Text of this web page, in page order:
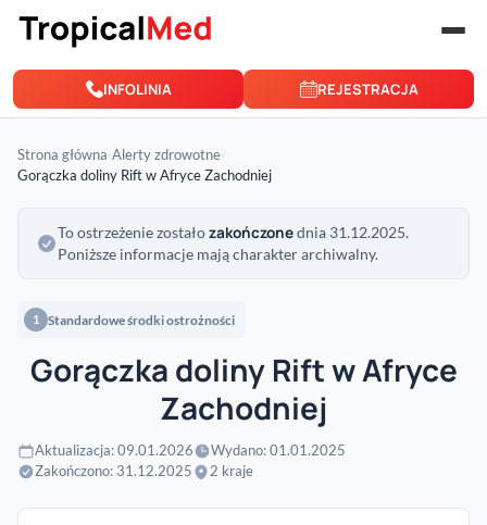
Przejdź do treści
INFOLINIA REJESTRACJA
Strona główna›Alerty zdrowotne›
Gorączka doliny Rift w Afryce Zachodniej
To ostrzeżenie zostałozakończonednia 31.12.2025.
Poniższe informacje mają charakter archiwalny.
1 Standardowe środki ostrożności
Gorączka doliny Rift w Afryce
Zachodniej
Aktualizacja: 09.01.2026
Wydano: 01.01.2025
Zakończono: 31.12.2025
2 kraje